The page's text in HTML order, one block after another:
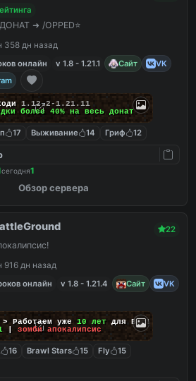
➜ /OPPED⭐
358 дн назад
онлайн
v 1.8 - 1.21.1 Сайт
VK
1.12.2-1.21.11
более 40%на весь донат
17 Выживание 14 Гриф 12
сегодня1
Обзор сервера
22
916 дн назад
онлайн
v 1.8 - 1.21.4 Сайт VK
> Работаем уже 10 лет для Вас!
| зомби апокалипсис
16 Brawl Stars 15 Fly
15